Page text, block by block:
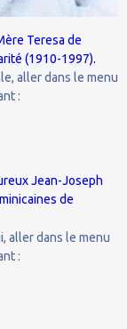
Teresa de
(1910-1997).
aller dans le menu
:
Jean-Joseph
de
aller dans le menu
: